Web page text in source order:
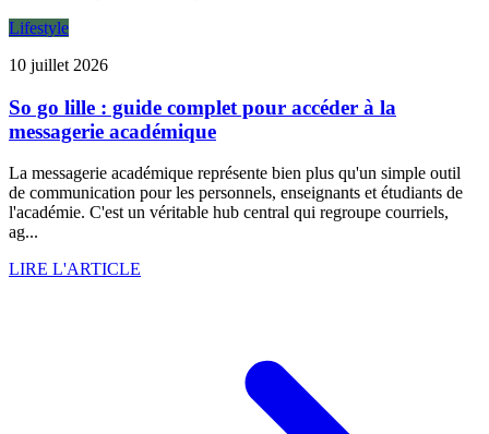
Lifestyle
10 juillet 2026
So go lille : guide complet pour accéder à la
messagerie académique
La messagerie académique représente bien plus qu'un simple outil
de communication pour les personnels, enseignants et étudiants de
l'académie. C'est un véritable hub central qui regroupe courriels,
ag...
LIRE L'ARTICLE